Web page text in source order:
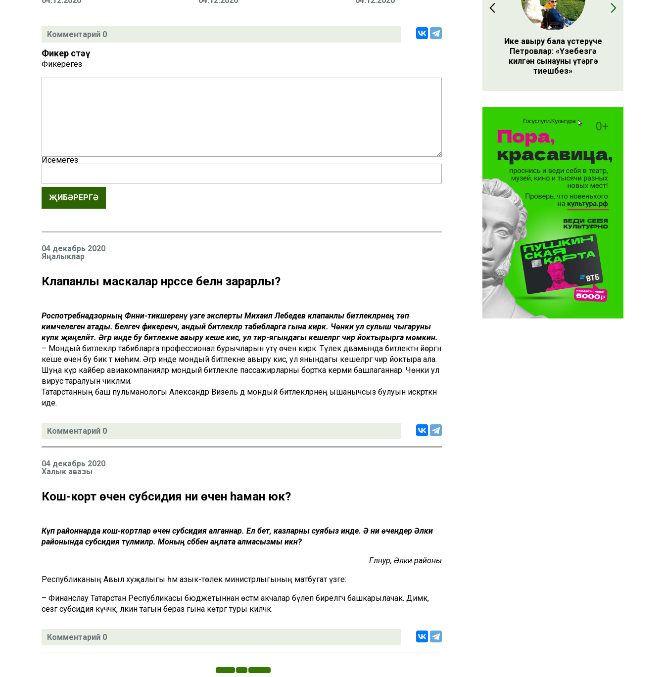
Комментарий 0
Фикер өстәү
Фикерегез
Исемегез
ҖИБӘРЕРГӘ
04 декабрь 2020
Яңалыклар
Клапанлы маскалар нәрсәсе белән зарарлы?
Роспотребнадзорның Фәнни-тикшеренү үзәге эксперты Михаил Лебедев клапанлы битлекләрнең төп
кимчелеген атады. Белгеч фикеренчә, андый битлекләр табибларга гына кирәк. Чөнки ул сулыш чыгаруны
күпкә җиңеләйтә. Әгәр инде бу битлекне авыру кеше кисә, ул тирә-ягындагы кешеләргә чир йоктырырга мөмкин.
– Мондый битлекләр табибларга профессионал бурычларын үтәү өчен кирәк. Тәүлек дәвамында битлектән йөргән
кеше өчен бу бик тә мөһим. Әгәр инде мондый битлекне авыру кисә, ул янындагы кешеләргә чир йоктыра ала.
Шуңа күрә кайбер авиакомпанияләр мондый битлекле пассажирларны бортка керми башлаганнар. Чөнки ул
вирус таралуын чикләми.
Татарстанның баш пульманологы Александр Визель дә мондый битлекләрнең ышанычсыз булуын искәрткән
иде.
Комментарий 0
04 декабрь 2020
Халык авазы
Кош-корт өчен субсидия ни өчен һаман юк?
Күп районнарда кош-кортлар өчен субсидия алганнар. Ел бетә, казларны суябыз инде. Ә ни өчендер Әлки
районында субсидия түләмиләр. Моның сәбәбен аңлата алмасызмы икән?
Гөлнур, Әлки районы
Республиканың Авыл хуҗалыгы һәм азык-төлек министрлыгының матбугат үзәге:
– Финанслау Татарстан Республикасы бюджетыннан өстәмә акчалар бүлеп бирелгәч башкарылачак. Димәк,
сезгә субсидия күчәчәк, ләкин тагын бераз гына көтәргә туры киләчәк.
Комментарий 0
Ике авыру бала үстерүче
Петровлар: «Үзебезгә
килгән сынауны үтәргә
тиешбез»